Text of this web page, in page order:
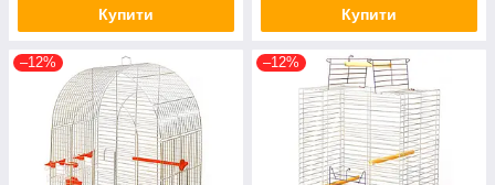
Купити Купити
–12% –12%